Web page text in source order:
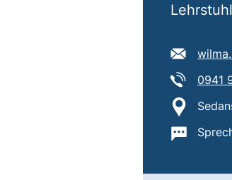
E-
Tel:
0941